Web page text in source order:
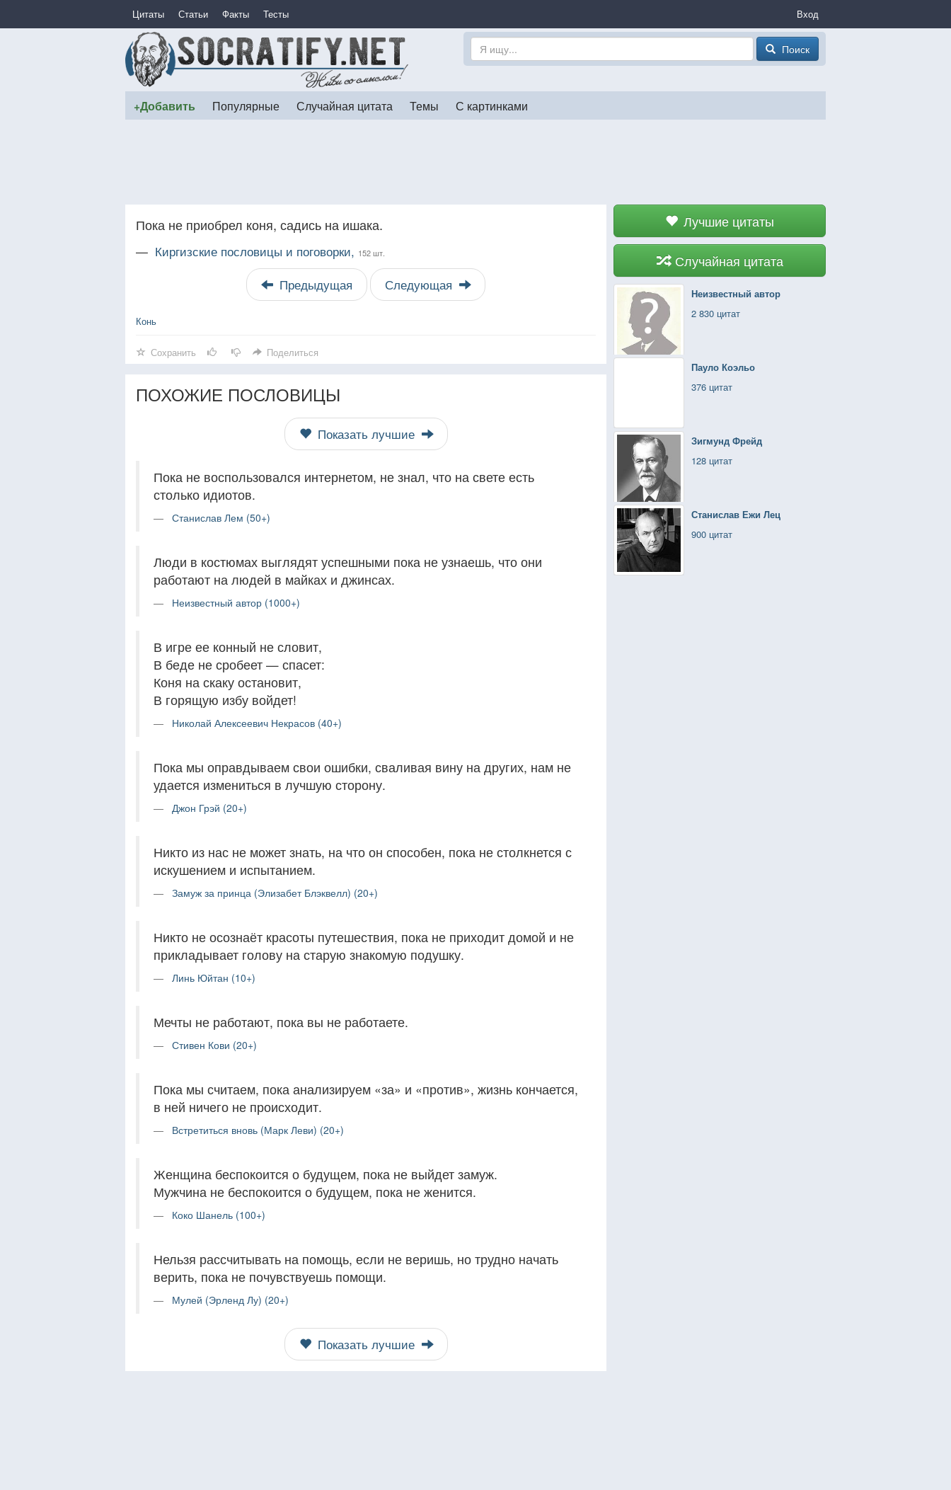
Цитаты Статьи Факты Тесты Вход
Поиск
+Добавить Популярные Случайная цитата Темы С картинками
Лучшие цитаты
Случайная цитата
Неизвестный автор
2 830 цитат
Пауло Коэльо
376 цитат
Зигмунд Фрейд
128 цитат
Станислав Ежи Лец
900 цитат
Пока не приобрел коня, садись на ишака.
— Киргизские пословицы и поговорки, 152 шт.
Предыдущая Следующая
Конь
Сохранить Поделиться
ПОХОЖИЕ ПОСЛОВИЦЫ
Показать лучшие
Пока не воспользовался интернетом, не знал, что на свете есть
столько идиотов.
Станислав Лем (50+)
Люди в костюмах выглядят успешными пока не узнаешь, что они
работают на людей в майках и джинсах.
Неизвестный автор (1000+)
В игре ее конный не словит,
В беде не сробеет — спасет:
Коня на скаку остановит,
В горящую избу войдет!
Николай Алексеевич Некрасов (40+)
Пока мы оправдываем свои ошибки, сваливая вину на других, нам не
удается измениться в лучшую сторону.
Джон Грэй (20+)
Никто из нас не может знать, на что он способен, пока не столкнется с
искушением и испытанием.
Замуж за принца (Элизабет Блэквелл) (20+)
Никто не осознаёт красоты путешествия, пока не приходит домой и не
прикладывает голову на старую знакомую подушку.
Линь Юйтан (10+)
Мечты не работают, пока вы не работаете.
Стивен Кови (20+)
Пока мы считаем, пока анализируем «за» и «против», жизнь кончается,
в ней ничего не происходит.
Встретиться вновь (Марк Леви) (20+)
Женщина беспокоится о будущем, пока не выйдет замуж.
Мужчина не беспокоится о будущем, пока не женится.
Коко Шанель (100+)
Нельзя рассчитывать на помощь, если не веришь, но трудно начать
верить, пока не почувствуешь помощи.
Мулей (Эрленд Лу) (20+)
Показать лучшие